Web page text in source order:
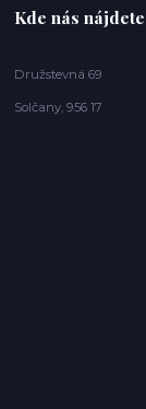
Kde nás nájdete
Družstevná 69
Solčany, 956 17